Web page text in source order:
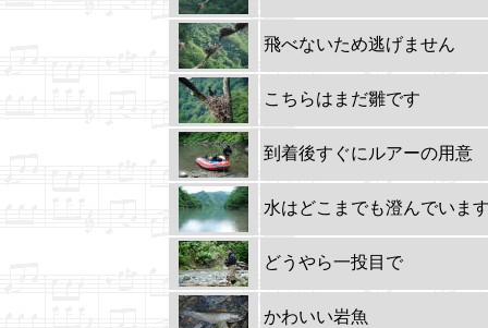
飛べないため逃げません
こちらはまだ雛です
到着後すぐにルアーの用意
水はどこまでも澄んでいま
どうやら一投目で
かわいい岩魚